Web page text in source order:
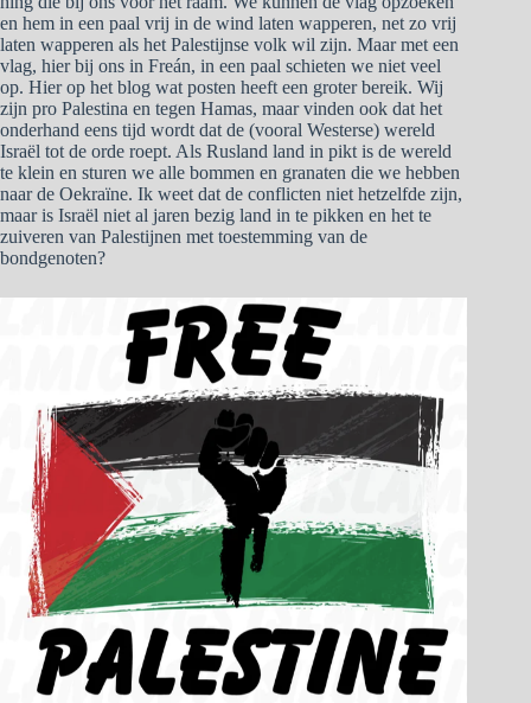
en hem in een paal vrij in de wind laten wapperen, net zo vrij
laten wapperen als het Palestijnse volk wil zijn. Maar met een
vlag, hier bij ons in Freán, in een paal schieten we niet veel
op. Hier op het blog wat posten heeft een groter bereik. Wij
zijn pro Palestina en tegen Hamas, maar vinden ook dat het
onderhand eens tijd wordt dat de (vooral Westerse) wereld
Israël tot de orde roept. Als Rusland land in pikt is de wereld
te klein en sturen we alle bommen en granaten die we hebben
naar de Oekraïne. Ik weet dat de conflicten niet hetzelfde zijn,
maar is Israël niet al jaren bezig land in te pikken en het te
zuiveren van Palestijnen met toestemming van de
bondgenoten?